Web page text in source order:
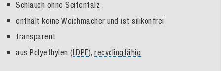
Schlauch ohne Seitenfalz
enthält keine Weichmacher und ist silikonfrei
transparent
aus Polyethylen (LDPE), recyclingfähig